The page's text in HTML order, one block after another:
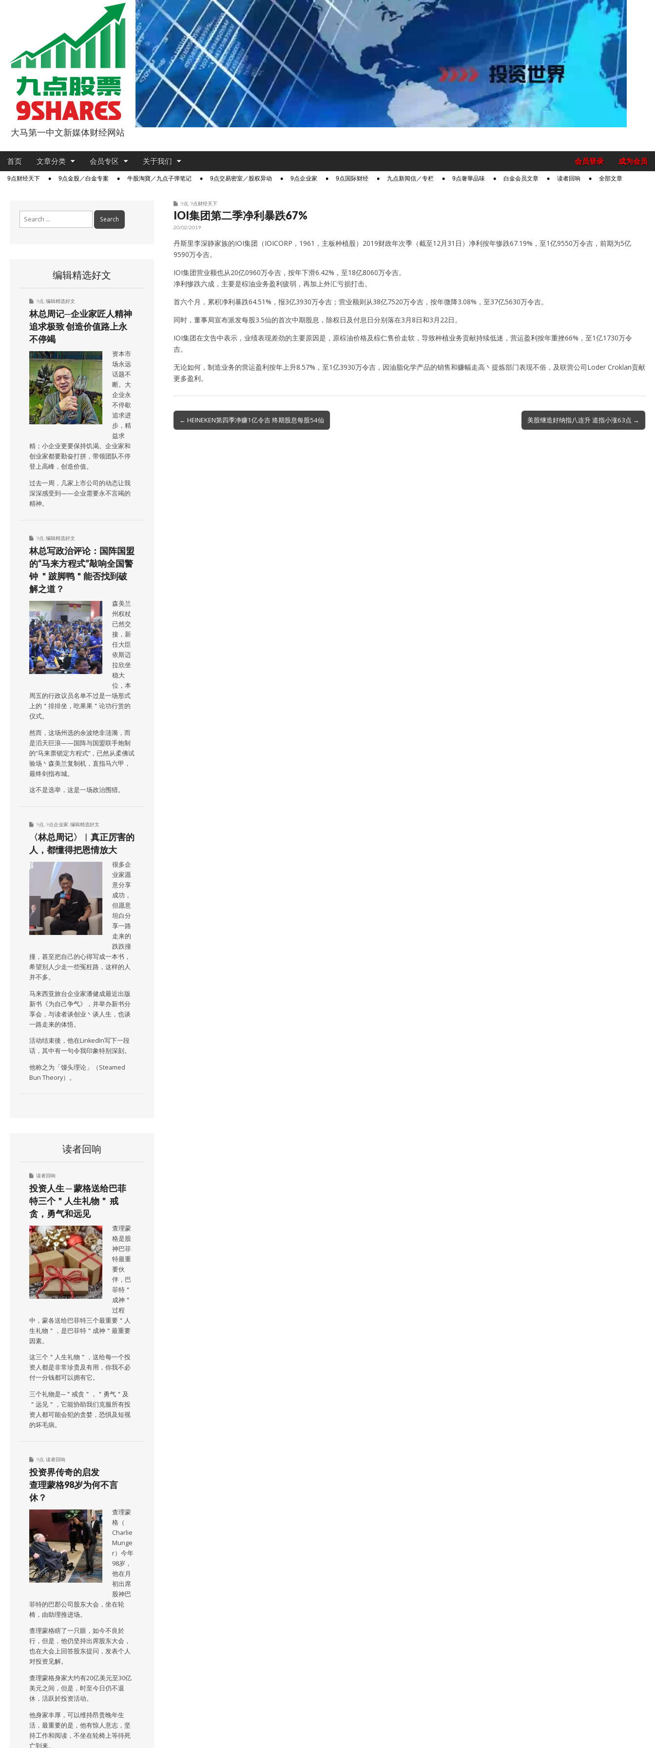
9点股票
大马第一中文新媒体财经网站
Main
Skip
content
首页 文章分类 会员专区 关于我们 成为会员
会员登录
Sub9点财经天下 9点金股／白金专案 牛股淘寶／九点子弹笔记 9点交易密室／股权异动 9点企业家 9点国际财经 九点新闻信／专栏 9点奢華品味 白金会员文章 读者回响 全部文章
9点 9点财经天下
IOI集团第二季净利暴跌67%
20/02/2019
丹斯里李深静家族的IOI集团（IOICORP，1961，主板种植股）2019财政年次季（截至12月31日）净利按年惨跌67.19%，至1亿9550万令吉，前期为5亿
9590万令吉。
IOI集团营业额也从20亿0960万令吉，按年下滑6.42%，至18亿8060万令吉。
净利惨跌六成，主要是棕油业务盈利疲弱，再加上外汇亏损打击。
首六个月，累积净利暴跌64.51%，报3亿3930万令吉；营业额则从38亿7520万令吉，按年微降3.08%，至37亿5630万令吉。
同时，董事局宣布派发每股3.5仙的首次中期股息，除权日及付息日分别落在3月8日和3月22日。
IOI集团在文告中表示，业绩表现差劲的主要原因是，原棕油价格及棕仁售价走软，导致种植业务贡献持续低迷，营运盈利按年重挫66%，至1亿1730万令
吉。
无论如何，制造业务的营运盈利按年上升8.57%，至1亿3930万令吉，因油脂化学产品的销售和赚幅走高丶提炼部门表现不俗，及联营公司Loder Croklan贡献
更多盈利。
Post
navigation
← HEINEKEN第四季净赚1亿令吉 终期股息每股54仙 美股继造好纳指八连升 道指小涨63点 →
编辑精选好文
9点 编辑精选好文
林总周记─企业家匠人精神
追求极致 创造价值路上永
不停竭
资本市
场永远
话题不
断。大
企业永
不停歇
追求进
步，精
益求
精；小企业更要保持饥渴。企业家和
创业家都要勤奋打拼，带领团队不停
登上高峰，创造价值。
过去一周，几家上市公司的动态让我
深深感受到——企业需要永不言竭的
精神。
9点 编辑精选好文
林总写政治评论：国阵国盟
的“马来方程式”敲响全国警
钟 ＂跛脚鸭＂能否找到破
解之道？
森美兰
州权杖
已然交
接，新
任大臣
依斯迈
拉欣坐
稳大
位，本
周五的行政议员名单不过是一场形式
上的＂排排坐，吃果果＂论功行赏的
仪式。
然而，这场州选的余波绝非涟漪，而
是滔天巨浪——国阵与国盟联手炮制
的“马来票锁定方程式”，已然从柔佛试
验场丶森美兰复制机，直指马六甲，
最终剑指布城。
这不是选举，这是一场政治围猎。
9点 9点企业家 编辑精选好文
〈林总周记〉︱真正厉害的
人，都懂得把恩情放大
很多企
业家愿
意分享
成功，
但愿意
坦白分
享一路
走来的
跌跌撞
撞，甚至把自己的心得写成一本书，
希望别人少走一些冤枉路，这样的人
并不多。
马来西亚旅台企业家潘健成最近出版
新书《为自己争气》，并举办新书分
享会，与读者谈创业丶谈人生，也谈
一路走来的体悟。
活动结束後，他在LinkedIn写下一段
话，其中有一句令我印象特别深刻。
他称之为「馒头理论」（Steamed
Bun Theory）。
读者回响
读者回响
投资人生 ─ 蒙格送给巴菲
特三个＂人生礼物＂ 戒
贪，勇气和远见
查理蒙
格是股
神巴菲
特最重
要伙
伴，巴
菲特＂
成神＂
过程
中，蒙各送给巴菲特三个最重要＂人
生礼物＂，是巴菲特＂成神＂最重要
因素。
这三个＂人生礼物＂，送给每一个投
资人都是非常珍贵及有用，你我不必
付一分钱都可以拥有它。
三个礼物是─＂戒贪＂，＂勇气＂及
＂远见＂，它能协助我们克服所有投
资人都可能会犯的贪婪，恐惧及短视
的坏毛病。
9点 读者回响
投资界传奇的启发
查理蒙格98岁为何不言
休？
查理蒙
格（
Charlie
Munge
r）今年
98岁，
他在月
初出席
股神巴
菲特的巴郡公司股东大会，坐在轮
椅，由助理推进场。
查理蒙格瞎了一只眼，如今不良於
行，但是，他仍坚持出席股东大会，
也在大会上回答股东提问，发表个人
对投资见解。
查理蒙格身家大约有20亿美元至30亿
美元之间，但是，时至今日仍不退
休，活跃於投资活动。
他身家丰厚，可以维持昂贵晚年生
活，最重要的是，他有惊人意志，坚
持工作和阅读，不坐在轮椅上等待死
亡到来。